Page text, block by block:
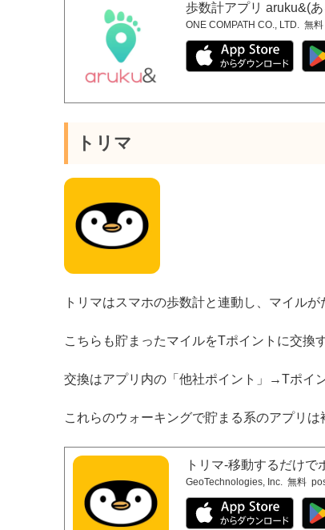
歩数計アプリ aruku&(
ONE COMPATH CO., LTD. 無料
トリマ
トリマはスマホの歩数計と連動し、マイルが
こちらも貯まったマイルをTポイントに交換
交換はアプリ内の「他社ポイント」→Tポイ
これらのウォーキングで貯まる系のアプリは
トリマ-移動するだけで
GeoTechnologies, Inc. 無料